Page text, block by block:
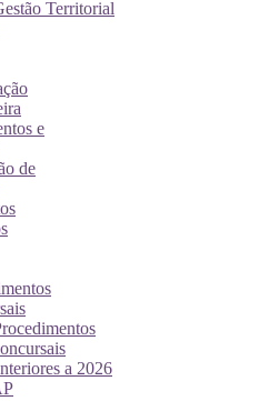
Territorial
e
de
a 2026